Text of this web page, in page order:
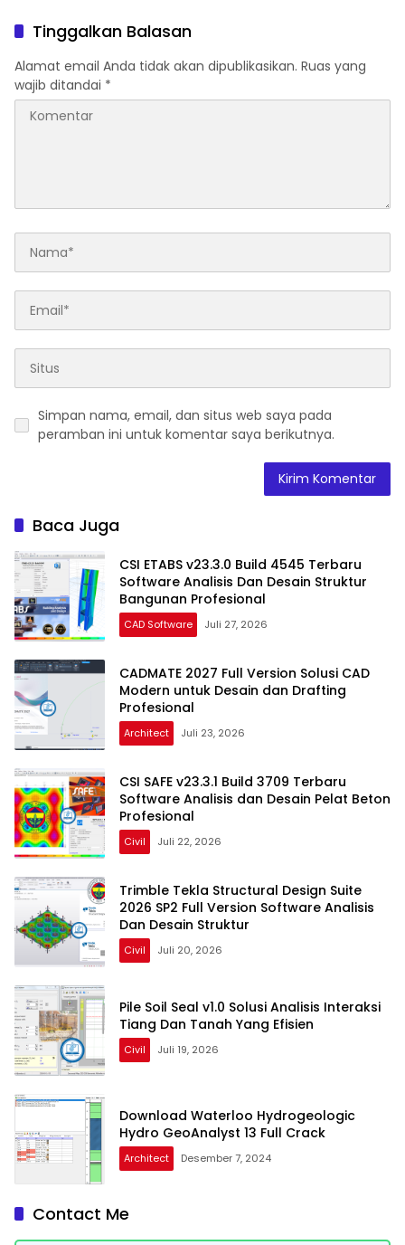
Tinggalkan Balasan
Alamat email Anda tidak akan dipublikasikan. Ruas yang
wajib ditandai *
Simpan nama, email, dan situs web saya pada
peramban ini untuk komentar saya berikutnya.
Baca Juga
CSI ETABS v23.3.0 Build 4545 Terbaru
Software Analisis Dan Desain Struktur
Bangunan Profesional
CAD Software Juli 27, 2026
CADMATE 2027 Full Version Solusi CAD
Modern untuk Desain dan Drafting
Profesional
Architect Juli 23, 2026
CSI SAFE v23.3.1 Build 3709 Terbaru
Software Analisis dan Desain Pelat Beton
Profesional
Civil Juli 22, 2026
Trimble Tekla Structural Design Suite
2026 SP2 Full Version Software Analisis
Dan Desain Struktur
Civil Juli 20, 2026
Pile Soil Seal v1.0 Solusi Analisis Interaksi
Tiang Dan Tanah Yang Efisien
Civil Juli 19, 2026
Download Waterloo Hydrogeologic
Hydro GeoAnalyst 13 Full Crack
Architect Desember 7, 2024
Contact Me